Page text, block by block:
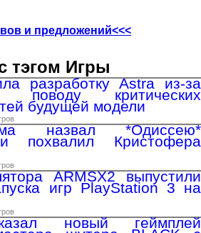
и предложений<<<
тэгом Игры
разработку Astra из-за
критических
будущей модели
назвал *Одиссею*
похвалил Кристофера
ARMSX2 выпустили
игр PlayStation 3 на
новый геймплей